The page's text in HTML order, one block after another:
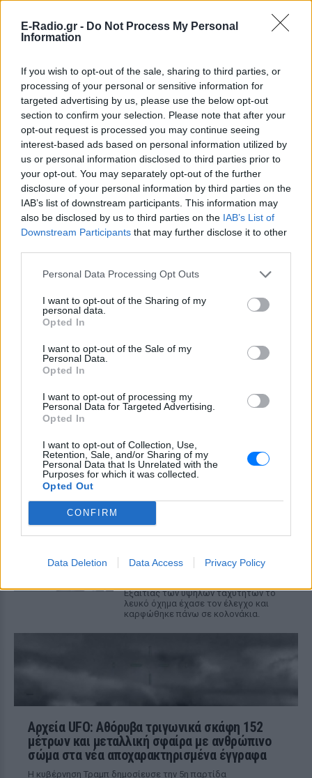
E-Radio.gr - Do Not Process My Personal
Information
If you wish to opt-out of the sale, sharing to third parties, or
processing of your personal or sensitive information for
targeted advertising by us, please use the below opt-out
section to confirm your selection. Please note that after your
opt-out request is processed you may continue seeing
interest-based ads based on personal information utilized by
us or personal information disclosed to third parties prior to
your opt-out. You may separately opt-out of the further
disclosure of your personal information by third parties on the
IAB’s list of downstream participants. This information may
also be disclosed by us to third parties on the IAB’s List of
Downstream Participants that may further disclose it to other
Personal Data Processing Opt Outs
I want to opt-out of the Sharing of my
personal data.
Opted In
I want to opt-out of the Sale of my
Personal Data.
Opted In
I want to opt-out of processing my
Personal Data for Targeted Advertising.
Opted In
I want to opt-out of Collection, Use,
Retention, Sale, and/or Sharing of my
Personal Data that Is Unrelated with the
Purposes for which it was collected.
Opted Out
CONFIRM
Data Deletion Data Access Privacy Policy
ΔΕΙΤΕ ΕΠΙΣΗΣ
ΣΤΗΝ ΙΔΙΑ ΚΑΤΗΓΟΡΙΑ
«Θέλω τον μπαμπά μου»: Το
βίντεο της μεθυσμένης οδηγού
που σκότωσε νύφη ώρες μετά
τον γάμο της
ΣΉΜΕΡΑ
τριπλάσιο του νόμιμου ορίου, έπεσε
πάνω στο golf cart των νεόνυμφων στο
σύγκρουση
γυναίκα και το παιδί μου, τα
έχασα όλα» ‑ Ο πόνος του
Μητέρα 43 ετών και ο 21χρονος γιος της
σκοτώθηκαν σε μετωπική σύγκρουση με
φορτηγό στην επαρχιακή οδό Αμφίπολης
Θεσσαλονίκης: Έσπασαν το
μ@@@», του φώναζαν
Εξαιτίας των υψηλών ταχυτήτων το
λευκό όχημα έχασε τον έλεγχο και
καρφώθηκε πάνω σε κολονάκια.
Αρχεία UFO: Αθόρυβα τριγωνικά σκάφη 152
μέτρων και μεταλλική σφαίρα με ανθρώπινο
σώμα στα νέα αποχαρακτηρισμένα έγγραφα
Η κυβέρνηση Τραμπ δημοσίευσε την 5η παρτίδα